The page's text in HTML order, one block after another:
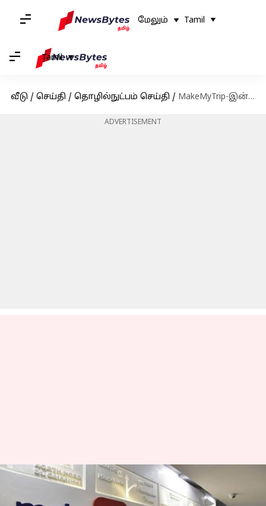
மேலும் Tamil
Tamil
வீடு / செய்தி / தொழில்நுட்பம் செய்தி / MakeMyTrip-இன் புதிய AI கருவி மூலம் ஹோட்டல்களை கண்டுபிடிப்பதும், புக் செய்வதும் ஈஸி
ADVERTISEMENT
MakeMyTrip-இன் புதிய AI
கருவி மூலம்